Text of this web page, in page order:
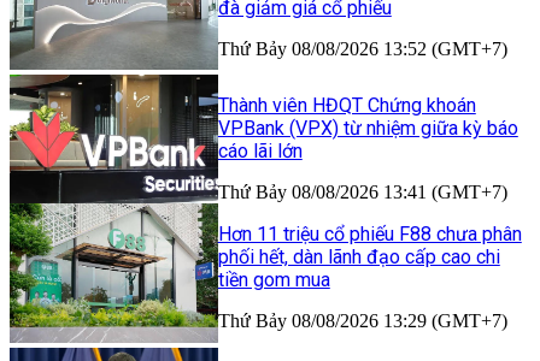
đà giảm giá cổ phiếu
Thứ Bảy 08/08/2026 13:52 (GMT+7)
Thành viên HĐQT Chứng khoán
VPBank (VPX) từ nhiệm giữa kỳ báo
cáo lãi lớn
Thứ Bảy 08/08/2026 13:41 (GMT+7)
Hơn 11 triệu cổ phiếu F88 chưa phân
phối hết, dàn lãnh đạo cấp cao chi
tiền gom mua
Thứ Bảy 08/08/2026 13:29 (GMT+7)